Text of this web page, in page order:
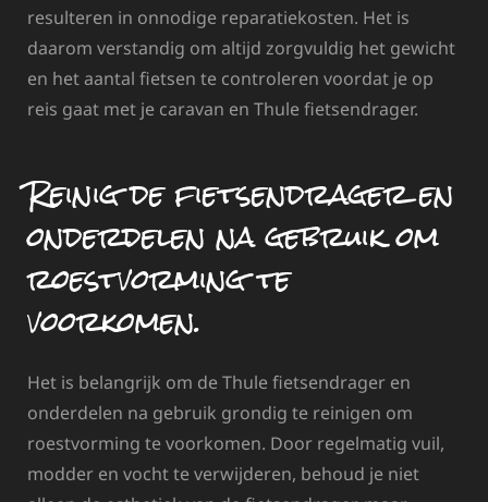
resulteren in onnodige reparatiekosten. Het is
daarom verstandig om altijd zorgvuldig het gewicht
en het aantal fietsen te controleren voordat je op
reis gaat met je caravan en Thule fietsendrager.
Reinig de fietsendrager en
onderdelen na gebruik om
roestvorming te
voorkomen.
Het is belangrijk om de Thule fietsendrager en
onderdelen na gebruik grondig te reinigen om
roestvorming te voorkomen. Door regelmatig vuil,
modder en vocht te verwijderen, behoud je niet